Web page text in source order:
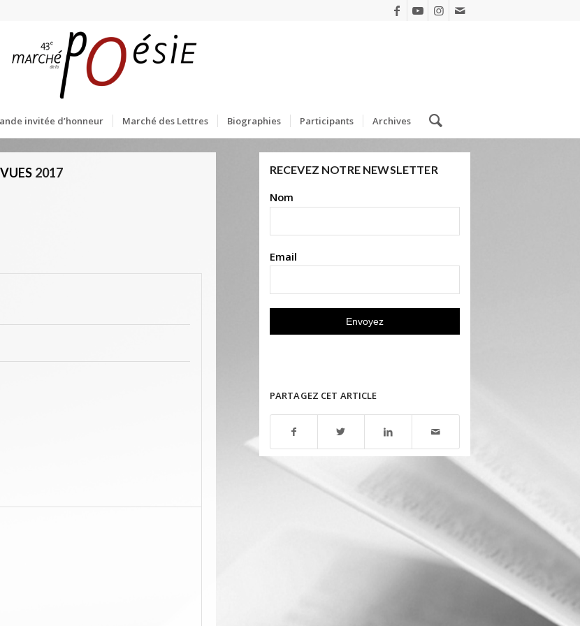
invitée d’honneur Marché des Lettres Biographies Participants Archives
2017
RECEVEZ NOTRE NEWSLETTER
Nom
Email
PARTAGEZ CET ARTICLE